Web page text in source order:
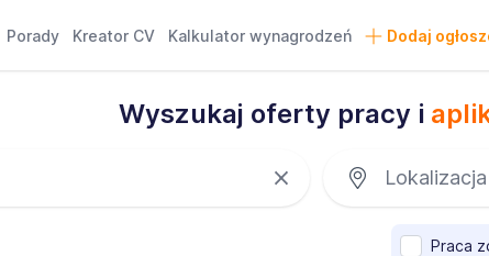
Porady Kreator CV Kalkulator wynagrodzeń Dodaj
Wyszukaj oferty pracy i
Praca